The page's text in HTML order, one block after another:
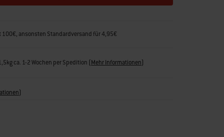
100€, ansonsten Standardversand für 4,95€
ca. 1-2 Wochen per Spedition (Mehr Informationen)
)